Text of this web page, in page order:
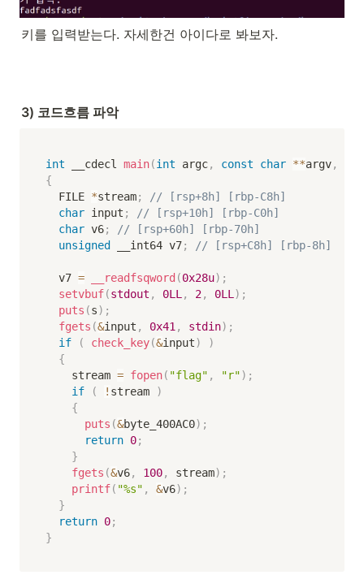
키를 입력받는다. 자세한건 아이다로 봐보자.
3) 코드흐름 파악
int __cdecl main(int argc, const char **argv,
{
  FILE
*stream;
// [rsp+8h] [rbp-C8h]
char input ;
// [rsp+10h] [rbp-C0h]
char v6;
// [rsp+60h] [rbp-70h]
unsigned
__int64 v7; // [rsp+C8h] [rbp-8h]
  v7
= __readfsqword (0x28u) ;
setvbuf(stdout , 0LL, 2, 0LL) ;
puts (s) ;
fgets (&input , 0x41, stdin) ;
if
( check_key(&input)
)
{
    stream
= fopen( "flag" , "r") ;
if
( ! stream
)
{
puts (&byte_400AC0) ;
return 0;
}
fgets (&v6, 100, stream) ;
printf( "%s" , &v6) ;
}
return 0;
}